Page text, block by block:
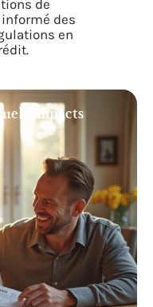
de
des
en
impacts